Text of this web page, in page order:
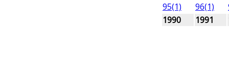
95(1)
96(1)
1990
1991